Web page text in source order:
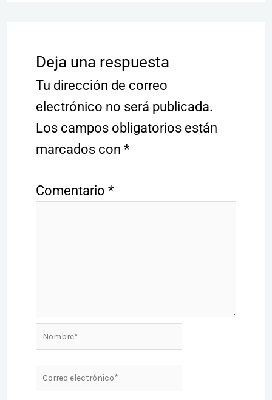
Deja una respuesta
Tu dirección de correo
electrónico no será publicada.
Los campos obligatorios están
marcados con *
Comentario *
Nombre*
Correo
electrónico*